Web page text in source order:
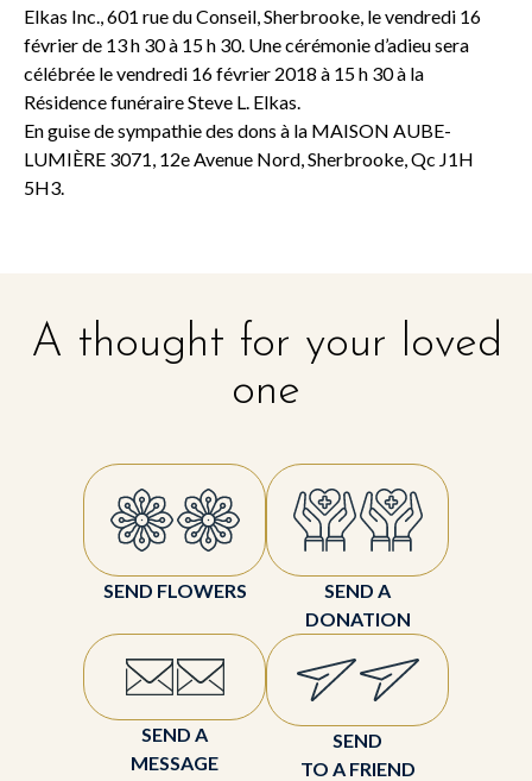
Elkas Inc., 601 rue du Conseil, Sherbrooke, le vendredi 16
février de 13 h 30 à 15 h 30. Une cérémonie d’adieu sera
célébrée le vendredi 16 février 2018 à 15 h 30 à la
Résidence funéraire Steve L. Elkas.
En guise de sympathie des dons à la MAISON AUBE-
LUMIÈRE 3071, 12e Avenue Nord, Sherbrooke, Qc J1H
5H3.
A thought for your loved
one
SEND FLOWERS
SEND A
DONATION
SEND A
MESSAGE
SEND
TO A FRIEND